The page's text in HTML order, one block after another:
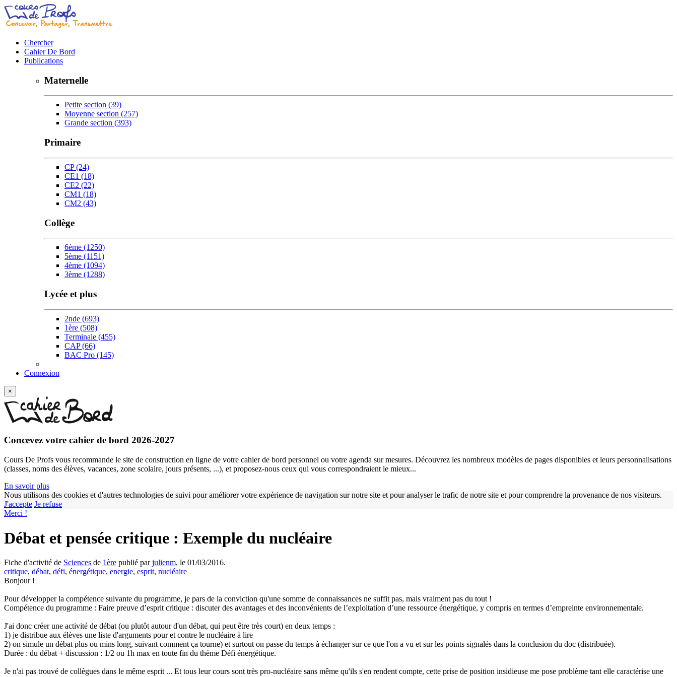
Chercher
Cahier De Bord
Publications
Maternelle
Petite section (39)
Moyenne section (257)
Grande section (393)
Primaire
CP(24)
CE1 (18)
CE2 (22)
CM1 (18)
CM2 (43)
Collège
6ème (1250)
5ème (1151)
4ème (1094)
3ème (1288)
Lycée et plus
2nde (693)
1ère (508)
Terminale (455)
CAP(66)
BAC Pro (145)
Connexion
×
Concevez votre cahier de bord 2026-2027
Cours De Profs vous recommande le site de construction en ligne de votre cahier de bord personnel ou votre agenda sur mesures. Découvrez les nombreux modèles de pages disponibles et leurs personnalisations
(classes, noms des élèves, vacances, zone scolaire, jours présents, ...), et proposez-nous ceux qui vous correspondraient le mieux...
En savoir plus
Nous utilisons des cookies et d'autres technologies de suivi pour améliorer votre expérience de navigation sur notre site et pour analyser le trafic de notre site et pour comprendre la provenance de nos visiteurs.
J'accepte Je refuse
Merci !
Débat et pensée critique : Exemple du nucléaire
Fiche d'activité de Sciences de 1ère publié parjulienm, le 01/03/2016.
critique, débat, défi, énergétique, energie, esprit, nucléaire
Bonjour !
Pour développer la compétence suivante du programme, je pars de la conviction qu'une somme de connaissances ne suffit pas, mais vraiment pas du tout !
Compétence du programme : Faire preuve d’esprit critique : discuter des avantages et des inconvénients de l’exploitation d’une ressource énergétique, y compris en termes d’empreinte environnementale.
J'ai donc créer une activité de débat (ou plutôt autour d'un débat, qui peut être très court) en deux temps :
1) je distribue aux élèves une liste d'arguments pour et contre le nucléaire à lire
2) on simule un débat plus ou mins long, suivant comment ça tourne) et surtout on passe du temps à échanger sur ce que l'on a vu et sur les points signalés dans la conclusion du doc (distribuée).
Durée : du débat + discussion : 1/2 ou 1h max en toute fin du thème Défi énergétique.
Je n'ai pas trouvé de collègues dans le même esprit ... Et tous leur cours sont très pro-nucléaire sans même qu'ils s'en rendent compte, cette prise de position insidieuse me pose problème tant elle caractérise une